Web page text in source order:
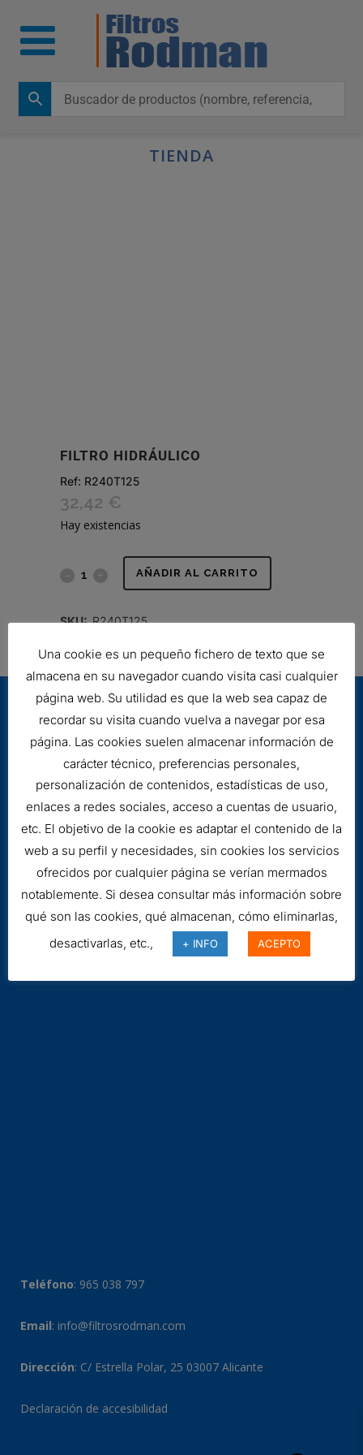
TIENDA
FILTRO HIDRÁULICO
Ref: R240T125
32,42 €
Hay existencias
FILTRO AÑADIR AL CARRITO
SKU:R240T125
Aviso legal
Teléfono: 965 038 797
Email: info@filtrosrodman.com
Dirección: C/ Estrella Polar, 25 03007 Alicante
Declaración de accesibilidad
Una cookie es un pequeño fichero de texto que se
almacena en su navegador cuando visita casi cualquier
página web. Su utilidad es que la web sea capaz de
recordar su visita cuando vuelva a navegar por esa
página. Las cookies suelen almacenar información de
carácter técnico, preferencias personales,
personalización de contenidos, estadísticas de uso,
enlaces a redes sociales, acceso a cuentas de usuario,
etc. El objetivo de la cookie es adaptar el contenido de la
web a su perfil y necesidades, sin cookies los servicios
ofrecidos por cualquier página se verían mermados
notablemente. Si desea consultar más información sobre
qué son las cookies, qué almacenan, cómo eliminarlas,
desactivarlas, etc.,
+ INFO ACEPTO